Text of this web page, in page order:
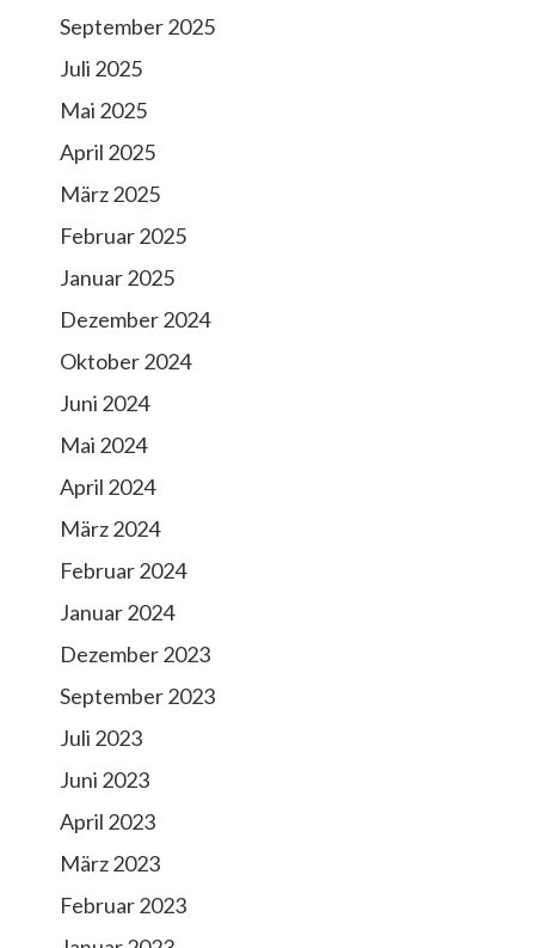
September 2025
Juli 2025
Mai 2025
April 2025
März 2025
Februar 2025
Januar 2025
Dezember 2024
Oktober 2024
Juni 2024
Mai 2024
April 2024
März 2024
Februar 2024
Januar 2024
Dezember 2023
September 2023
Juli 2023
Juni 2023
April 2023
März 2023
Februar 2023